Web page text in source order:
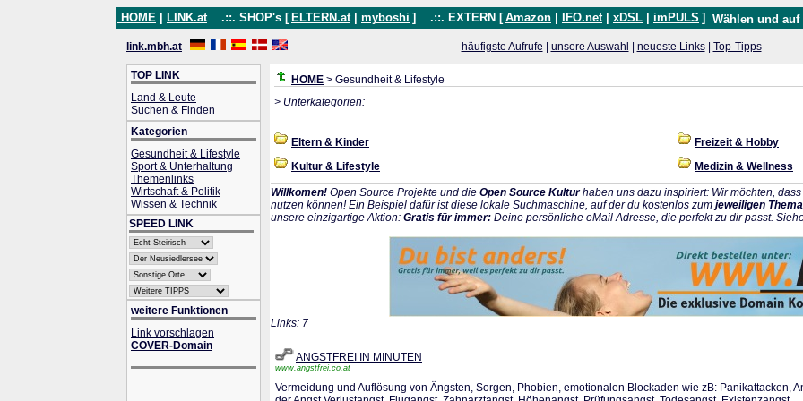
HOME LINK.at .::. SHOP's [ ELTERN.at myboshi ] .::. EXTERN [ Amazon IFO.net xDSL imPULS ] Wählen und auf
link.mbh.at häufigste Aufrufe unsere Auswahl neueste Links| Top-Tipps
TOP LINK
Land & Leute
Suchen & Finden
Kategorien
Gesundheit & Lifestyle
Sport & Unterhaltung
Themenlinks
Wirtschaft & Politik
Wissen & Technik
SPEED LINK
weitere Funktionen
Link vorschlagen
COVER-Domain
HOME > Gesundheit & Lifestyle
> Unterkategorien:
Eltern & Kinder
Freizeit & Hobby
Kultur & Lifestyle
Medizin & Wellness
Willkomen! Open Source Projekte und die Open Source Kulturhaben uns dazu inspiriert: Wir möchten,
nutzen können! Ein Beispiel dafür ist diese lokale Suchmaschine, auf der du kostenlos zum jeweiligen
unsere einzigartige Aktion: Gratis für immer: Deine persönliche eMail Adresse, die perfekt zu dir passt.
Links: 7
ANGSTFREI IN MINUTEN
www.angstfrei.co.at
Vermeidung und Auflösung von Ängsten, Sorgen, Phobien, emotionalen Blockaden wie zB: Panikattacken,